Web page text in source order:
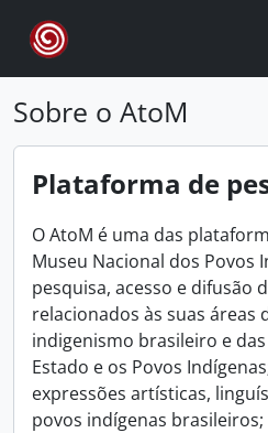
Skip to main content
Sobre o AtoM
Plataforma de
O AtoM é uma das
Museu Nacional dos Povos
pesquisa, acesso e difusão
relacionados às suas áreas
indigenismo brasileiro e
Estado e os Povos
expressões artísticas,
povos indígenas